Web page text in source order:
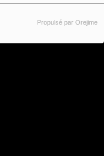
Propulsé par Orejime